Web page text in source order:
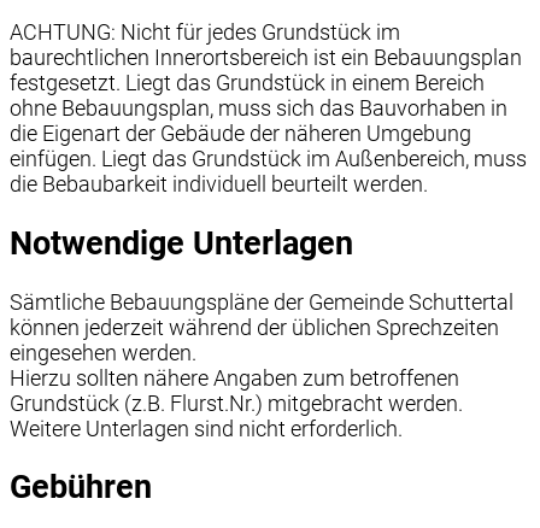
ACHTUNG: Nicht für jedes Grundstück im
baurechtlichen Innerortsbereich ist ein Bebauungsplan
festgesetzt. Liegt das Grundstück in einem Bereich
ohne Bebauungsplan, muss sich das Bauvorhaben in
die Eigenart der Gebäude der näheren Umgebung
einfügen. Liegt das Grundstück im Außenbereich, muss
die Bebaubarkeit individuell beurteilt werden.
Notwendige Unterlagen
Sämtliche Bebauungspläne der Gemeinde Schuttertal
können jederzeit während der üblichen Sprechzeiten
eingesehen werden.
Hierzu sollten nähere Angaben zum betroffenen
Grundstück (z.B. Flurst.Nr.) mitgebracht werden.
Weitere Unterlagen sind nicht erforderlich.
Gebühren